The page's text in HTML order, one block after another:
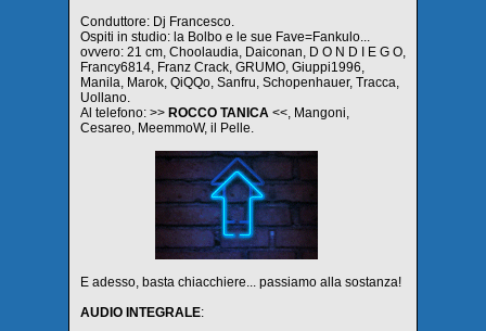
Conduttore: Dj Francesco.
Ospiti in studio: la Bolbo e le sue Fave=Fankulo...
ovvero: 21 cm, Choolaudia, Daiconan, D O N D I E G O,
Francy6814, Franz Crack, GRUMO, Giuppi1996,
Manila, Marok, QiQQo, Sanfru, Schopenhauer, Tracca,
Uollano.
Al telefono: >> ROCCO TANICA <<, Mangoni,
Cesareo, MeemmoW, il Pelle.
E adesso, basta chiacchiere... passiamo alla sostanza!
AUDIO INTEGRALE: